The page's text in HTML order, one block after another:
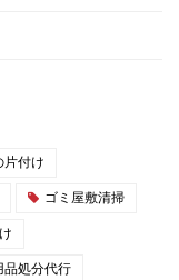
片付け
ゴミ屋敷清掃
品処分代行